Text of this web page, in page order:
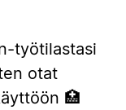
työtilastasi
otat
🏥